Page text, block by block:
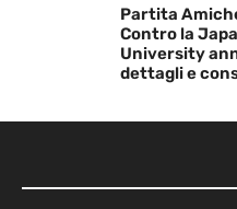
Partita
Contro la
University
dettagli e